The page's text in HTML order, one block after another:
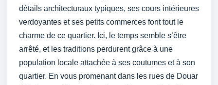
détails architecturaux typiques, ses cours intérieures
verdoyantes et ses petits commerces font tout le
charme de ce quartier. Ici, le temps semble s’être
arrêté, et les traditions perdurent grâce à une
population locale attachée à ses coutumes et à son
quartier. En vous promenant dans les rues de Douar